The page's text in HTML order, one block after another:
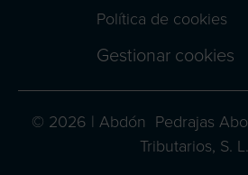
Política de cookies
Gestionar cookies
© 2026 | Abdón Pedrajas
Tributarios, S.